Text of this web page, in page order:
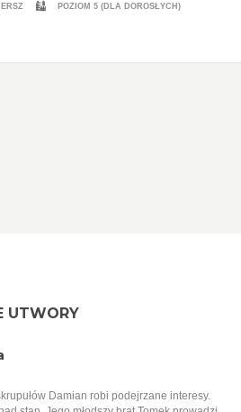
POZIOM 5 (DLA DOROSŁYCH)
UTWORY
Damian robi podejrzane interesy.